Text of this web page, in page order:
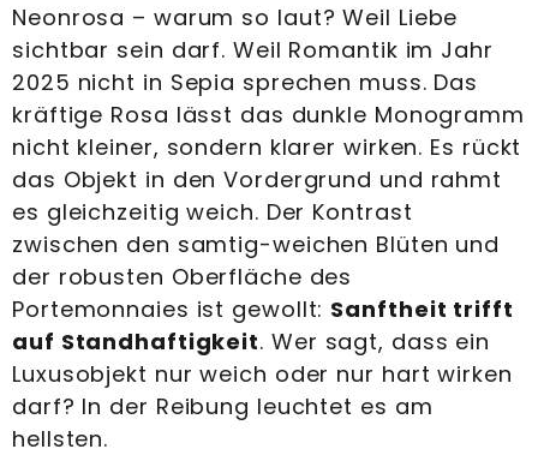
Neonrosa – warum so laut? Weil Liebe
sichtbar sein darf. Weil Romantik im Jahr
2025 nicht in Sepia sprechen muss. Das
kräftige Rosa lässt das dunkle Monogramm
nicht kleiner, sondern klarer wirken. Es rückt
das Objekt in den Vordergrund und rahmt
es gleichzeitig weich. Der Kontrast
zwischen den samtig-weichen Blüten und
der robusten Oberfläche des
Portemonnaies ist gewollt: Sanftheit trifft
auf Standhaftigkeit. Wer sagt, dass ein
Luxusobjekt nur weich oder nur hart wirken
darf? In der Reibung leuchtet es am
hellsten.